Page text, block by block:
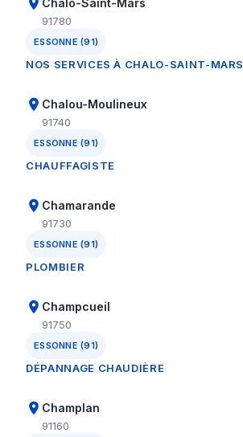
Chalo-Saint-Mars
91780
ESSONNE (91)
NOS SERVICES À CHALO-SAINT-MARS
Chalou-Moulineux
91740
ESSONNE (91)
CHAUFFAGISTE
Chamarande
91730
ESSONNE (91)
PLOMBIER
Champcueil
91750
ESSONNE (91)
DÉPANNAGE CHAUDIÈRE
Champlan
91160